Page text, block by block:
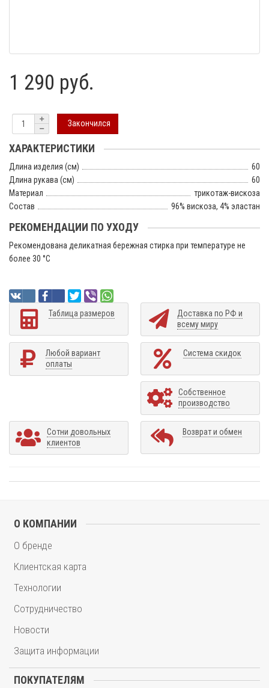
1 290 руб.
Закончился
ХАРАКТЕРИСТИКИ
Длина изделия (см)
60
Длина рукава (см)
60
Материал
трикотаж-вискоза
Состав
96% вискоза, 4% эластан
РЕКОМЕНДАЦИИ ПО УХОДУ
Рекомендована деликатная бережная стирка при температуре не
более 30 °C
Таблица размеров
Доставка по РФ и
всему миру
Любой вариант
оплаты
Система скидок
Собственное
производство
Сотни довольных
клиентов
Возврат и обмен
О КОМПАНИИ
О бренде
Клиентская карта
Технологии
Сотрудничество
Новости
Защита информации
ПОКУПАТЕЛЯМ